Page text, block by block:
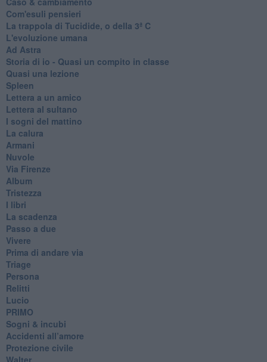
Com'esuli pensieri
La trappola di Tucidide, o della 3ª C
L'evoluzione umana
Ad Astra
Storia di io - Quasi un compito in classe
Quasi una lezione
Spleen
Lettera a un amico
Lettera al sultano
I sogni del mattino
La calura
Armani
Nuvole
Via Firenze
Album
Tristezza
I libri
La scadenza
Passo a due
Vivere
Prima di andare via
Triage
Persona
Relitti
Lucio
PRIMO
Sogni & incubi
Accidenti all’amore
Protezione civile
Walter